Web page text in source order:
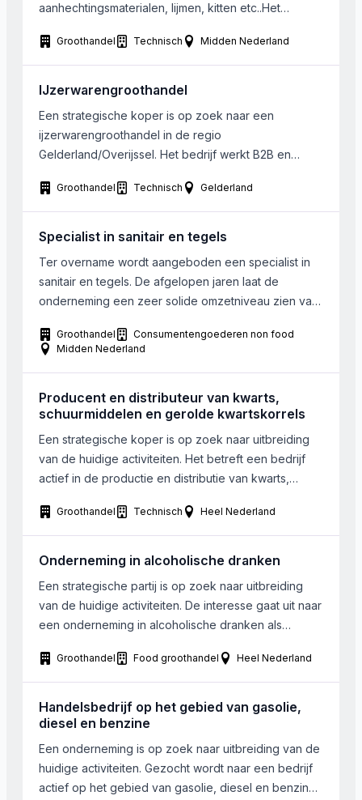
aanhechtingsmaterialen, lijmen, kitten etc..Het
en behoeft niet rendabel te zijn. Bij voorkeur is het in
het midden van land gevestigd.
Groothandel Technisch Midden Nederland
IJzerwarengroothandel
Een strategische koper is op zoek naar een
ijzerwarengroothandel in de regio
Gelderland/Overijssel. Het bedrijf werkt B2B en
bedrijf is bij voorkeur actief in gereedschappen en
hang- en sluitwerk.
Groothandel Technisch Gelderland
Specialist in sanitair en tegels
Ter overname wordt aangeboden een specialist in
sanitair en tegels. De afgelopen jaren laat de
onderneming een zeer solide omzetniveau zien van
EBITDA (norm.) van rond de 450.000. Het bedrijf is
gevestigd in de regio midden Nederland. De
klanten en is […]
Groothandel
Consumentengoederen non food
Midden Nederland
Producent en distributeur van kwarts,
schuurmiddelen en gerolde kwartskorrels
Een strategische koper is op zoek naar uitbreiding
van de huidige activiteiten. Het betreft een bedrijf
actief in de productie en distributie van kwarts,
te nemen bedrijf kan in Belgie, Frankrijk of
Nederland gevestigd zijn. De omvang van de
onderneming is van ondergeschikt belang.
Groothandel Technisch Heel Nederland
Onderneming in alcoholische dranken
Een strategische partij is op zoek naar uitbreiding
van de huidige activiteiten. De interesse gaat uit naar
een onderneming in alcoholische dranken als
Groothandel Food groothandel Heel Nederland
Handelsbedrijf op het gebied van gasolie,
diesel en benzine
Een onderneming is op zoek naar uitbreiding van de
huidige activiteiten. Gezocht wordt naar een bedrijf
actief op het gebied van gasolie, diesel en benzine.